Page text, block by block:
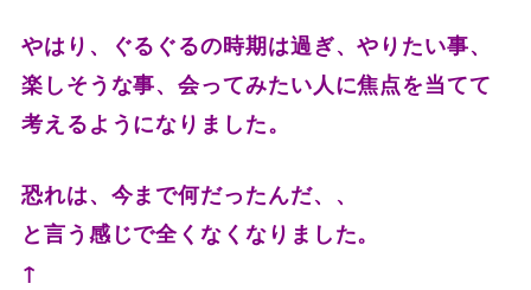
やはり、ぐるぐるの時期は過ぎ、やりたい事、
楽しそうな事、会ってみたい人に焦点を当てて
考えるようになりました。
恐れは、今まで何だったんだ、、
と言う感じで全くなくなりました。
↑